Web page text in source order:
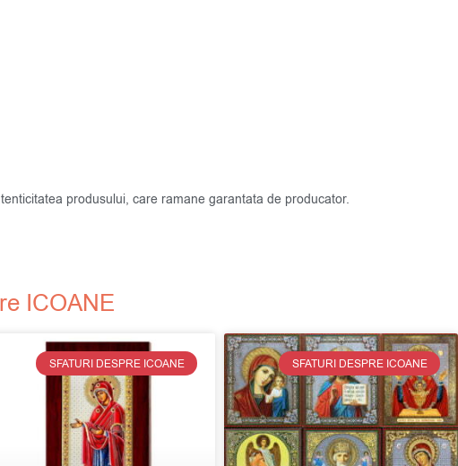
produsului, care ramane garantata de producator.
ICOANE
SFATURI DESPRE ICOANE SFATURI DESPRE ICOANE